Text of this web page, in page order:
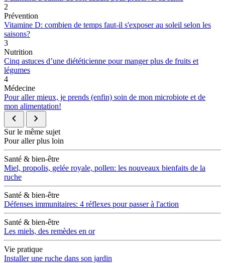
2
Prévention
Vitamine D: combien de temps faut-il s'exposer au soleil selon les
saisons?
3
Nutrition
Cinq astuces d’une diététicienne pour manger plus de fruits et
légumes
4
Médecine
Pour aller mieux, je prends (enfin) soin de mon microbiote et de
mon alimentation!
Sur le même sujet
Pour aller plus loin
Santé & bien-être
Miel, propolis, gelée royale, pollen: les nouveaux bienfaits de la
ruche
Santé & bien-être
Défenses immunitaires: 4 réflexes pour passer à l'action
Santé & bien-être
Les miels, des remèdes en or
Vie pratique
Installer une ruche dans son jardin